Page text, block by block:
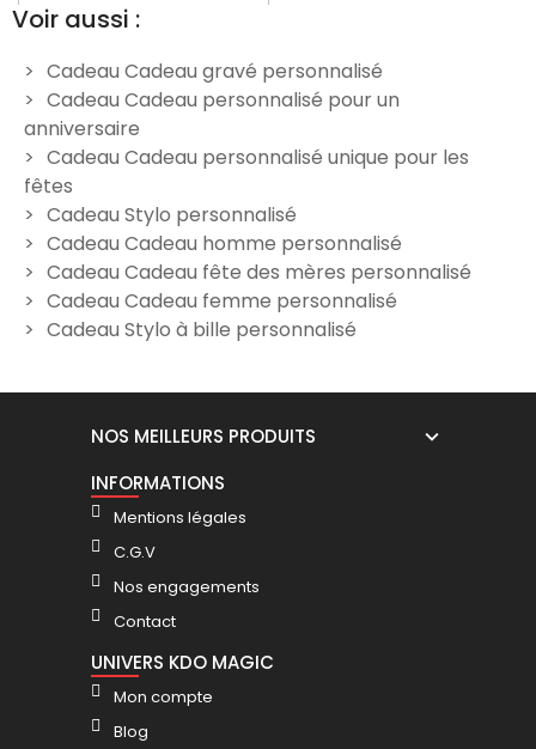
Stylo et coffret personnalisé
- Modèle Couronne
14,90 €
Stylo en acier inoxydable
9,90 €
Voir aussi :
Cadeau Cadeau gravé personnalisé
Cadeau Cadeau personnalisé pour un
anniversaire
Cadeau Cadeau personnalisé unique pour les
fêtes
Cadeau Stylo personnalisé
Cadeau Cadeau homme personnalisé
Cadeau Cadeau fête des mères personnalisé
Cadeau Cadeau femme personnalisé
Cadeau Stylo à bille personnalisé
NOS MEILLEURS PRODUITS
INFORMATIONS
Mentions légales
C.G.V
Nos engagements
Contact
UNIVERS KDO MAGIC
Mon compte
Blog